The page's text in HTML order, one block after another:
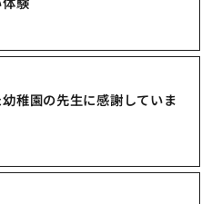
稚園の先生に感謝していま